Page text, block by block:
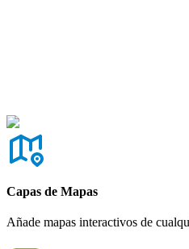
Capas de Mapas
Añade mapas interactivos de